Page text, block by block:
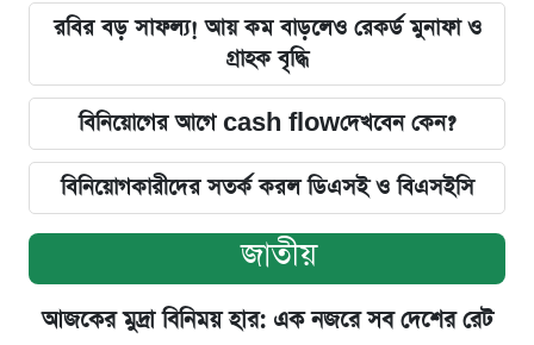
রবির বড় সাফল্য! আয় কম বাড়লেও রেকর্ড মুনাফা ও
গ্রাহক বৃদ্ধি
বিনিয়োগের আগে cash flowদেখবেন কেন?
বিনিয়োগকারীদের সতর্ক করল ডিএসই ও বিএসইসি
জাতীয়
আজকের মুদ্রা বিনিময় হার: এক নজরে সব দেশের রেট